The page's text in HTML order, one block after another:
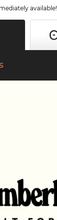
available!